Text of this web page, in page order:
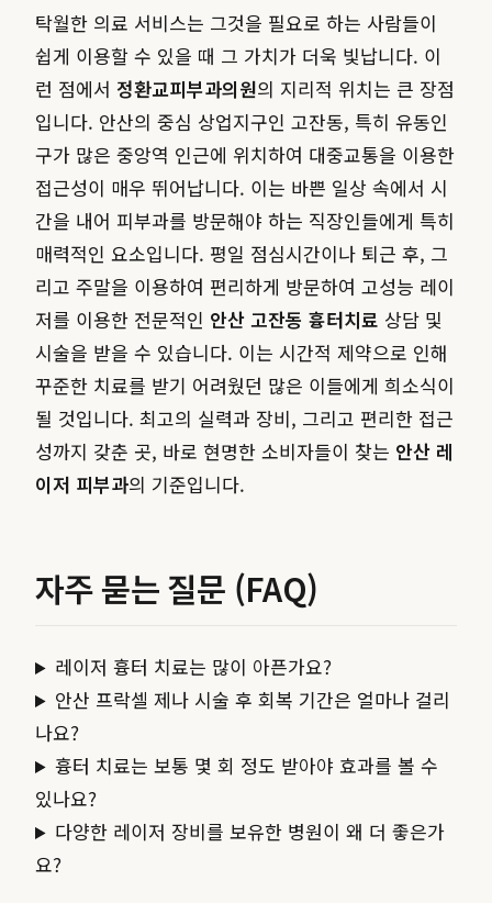
탁월한 의료 서비스는 그것을 필요로 하는 사람들이
쉽게 이용할 수 있을 때 그 가치가 더욱 빛납니다. 이
런 점에서 정환교피부과의원의 지리적 위치는 큰 장점
입니다. 안산의 중심 상업지구인 고잔동, 특히 유동인
구가 많은 중앙역 인근에 위치하여 대중교통을 이용한
접근성이 매우 뛰어납니다. 이는 바쁜 일상 속에서 시
간을 내어 피부과를 방문해야 하는 직장인들에게 특히
매력적인 요소입니다. 평일 점심시간이나 퇴근 후, 그
리고 주말을 이용하여 편리하게 방문하여 고성능 레이
저를 이용한 전문적인 안산 고잔동 흉터치료 상담 및
시술을 받을 수 있습니다. 이는 시간적 제약으로 인해
꾸준한 치료를 받기 어려웠던 많은 이들에게 희소식이
될 것입니다. 최고의 실력과 장비, 그리고 편리한 접근
성까지 갖춘 곳, 바로 현명한 소비자들이 찾는 안산 레
이저 피부과의 기준입니다.
자주 묻는 질문 (FAQ)
레이저 흉터 치료는 많이 아픈가요?
안산 프락셀 제나 시술 후 회복 기간은 얼마나 걸리
나요?
흉터 치료는 보통 몇 회 정도 받아야 효과를 볼 수
있나요?
다양한 레이저 장비를 보유한 병원이 왜 더 좋은가
요?